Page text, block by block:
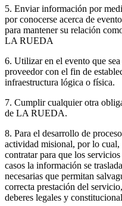
5. Enviar información por
por conocerse acerca de
para mantener su relación
LA RUEDA
6. Utilizar en el evento que
proveedor con el fin de
infraestructura lógica o física.
7. Cumplir cualquier otra
de LA RUEDA.
8. Para el desarrollo de
actividad misional, por lo cual,
contratar para que los
casos la información se
necesarias que permitan
correcta prestación del
deberes legales y